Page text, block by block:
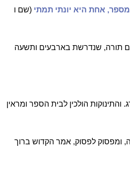
אחת היא יונתי תמתי (שם ו
תורה, שנדרשת בארבעים ותשעה
הולכין לבית הספר ומראין
ומפסוק לפסוק, אמר הקדוש ברוך